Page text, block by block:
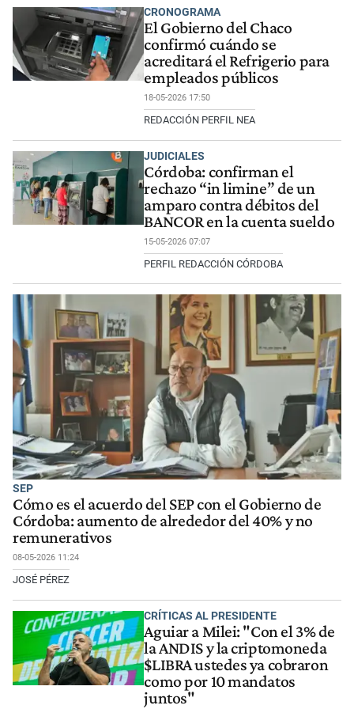
CRONOGRAMA
El Gobierno del Chaco
confirmó cuándo se
acreditará el Refrigerio para
empleados públicos
18-05-2026 17:50
REDACCIÓN PERFIL NEA
JUDICIALES
Córdoba: confirman el
rechazo “in limine” de un
amparo contra débitos del
BANCOR en la cuenta sueldo
15-05-2026 07:07
PERFIL REDACCIÓN CÓRDOBA
SEP
Cómo es el acuerdo del SEP con el Gobierno de
Córdoba: aumento de alrededor del 40% y no
remunerativos
08-05-2026 11:24
JOSÉ PÉREZ
CRÍTICAS AL PRESIDENTE
Aguiar a Milei: "Con el 3% de
la ANDIS y la criptomoneda
$LIBRA ustedes ya cobraron
como por 10 mandatos
juntos"